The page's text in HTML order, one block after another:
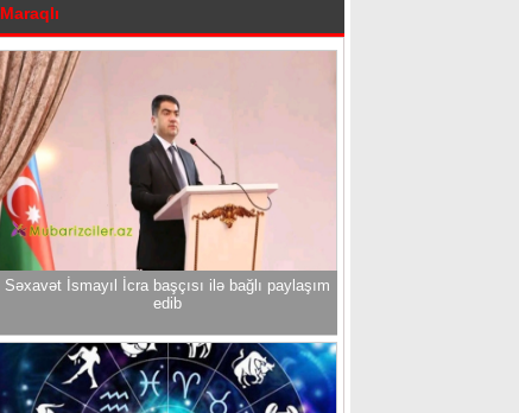
Maraqlı
Səxavət İsmayıl İcra başçısı ilə bağlı paylaşım
edib